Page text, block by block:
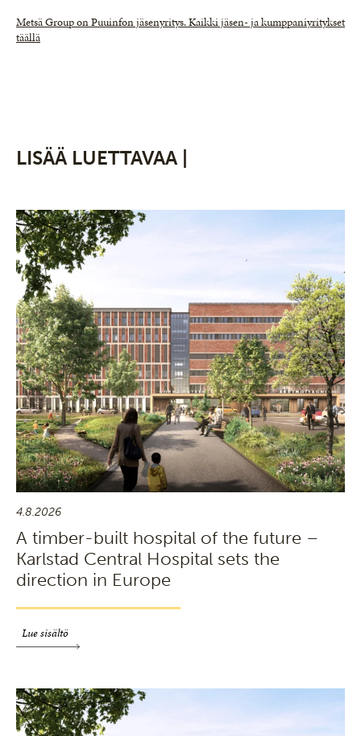
Metsä Group on Puuinfon jäsenyritys. Kaikki jäsen- ja kumppaniyritykset
täällä
LISÄÄ LUETTAVAA |
4.8.2026
A timber-built hospital of the future –
Karlstad Central Hospital sets the
direction in Europe
Lue sisältö